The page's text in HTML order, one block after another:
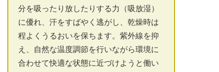
分を吸ったり放したりする力（吸放湿）
に優れ、汗をすばやく逃がし、乾燥時は
程よくうるおいを保ちます。紫外線を抑
え、自然な温度調節を行いながら環境に
合わせて快適な状態に近づけようと働い